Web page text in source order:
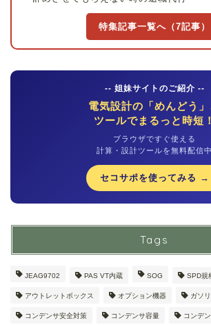
特集記事一覧へ（7記事）
-- 姐妹サイトのご紹介 --
電気設計の「めんどう」
ツールでまるっと時短！
ブラウザですぐ使える
計算・設計ツールを無料配信中
セコサポを使ってみる →
Tags
JEAG9702 PAS VT内蔵 SOG SPD規
アウトレットボックス オプション機器 ガソ
コンデンサ安全対策 コンデンサ容量 コンデ